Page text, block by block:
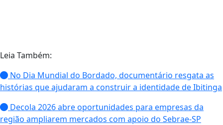
Leia Também:
No Dia Mundial do Bordado, documentário resgata as
histórias que ajudaram a construir a identidade de Ibitinga
Decola 2026 abre oportunidades para empresas da
região ampliarem mercados com apoio do Sebrae-SP